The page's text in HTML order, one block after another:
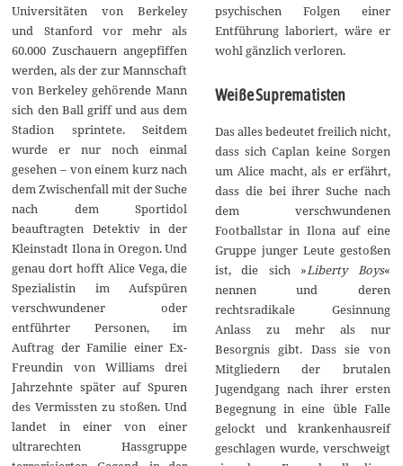
Universitäten von Berkeley
und Stanford vor mehr als
60.000 Zuschauern angepfiffen
werden, als der zur Mannschaft
von Berkeley gehörende Mann
sich den Ball griff und aus dem
Stadion sprintete. Seitdem
wurde er nur noch einmal
gesehen – von einem kurz nach
dem Zwischenfall mit der Suche
nach dem Sportidol
beauftragten Detektiv in der
Kleinstadt Ilona in Oregon. Und
genau dort hofft Alice Vega, die
Spezialistin im Aufspüren
verschwundener oder
entführter Personen, im
Auftrag der Familie einer Ex-
Freundin von Williams drei
Jahrzehnte später auf Spuren
des Vermissten zu stoßen. Und
landet in einer von einer
ultrarechten Hassgruppe
psychischen Folgen einer
Entführung laboriert, wäre er
wohl gänzlich verloren.
Weiße Suprematisten
Das alles bedeutet freilich nicht,
dass sich Caplan keine Sorgen
um Alice macht, als er erfährt,
dass die bei ihrer Suche nach
dem verschwundenen
Footballstar in Ilona auf eine
Gruppe junger Leute gestoßen
ist, die sich »Liberty Boys«
nennen und deren
rechtsradikale Gesinnung
Anlass zu mehr als nur
Besorgnis gibt. Dass sie von
Mitgliedern der brutalen
Jugendgang nach ihrer ersten
Begegnung in eine üble Falle
gelockt und krankenhausreif
geschlagen wurde, verschweigt